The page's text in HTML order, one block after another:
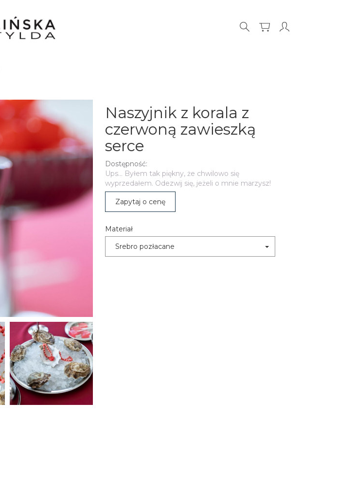
Naszyjnik z korala z
czerwoną zawieszką
serce
Dostępność:
Ups... Byłem tak piękny, że chwilowo się
wyprzedałem. Odezwij się, jeżeli o mnie marzysz!
Zapytaj o cenę
Materiał
Srebro pozłacane